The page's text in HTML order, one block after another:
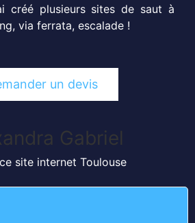
créé plusieurs sites de saut à
via ferrata, escalade !
un devis
Gabriel
site internet Toulouse